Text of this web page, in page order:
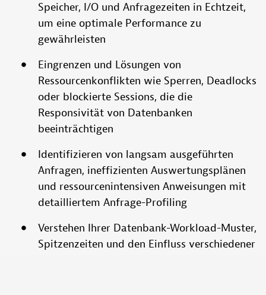
Speicher, I/O und Anfragezeiten in Echtzeit,
um eine optimale Performance zu
gewährleisten
Eingrenzen und Lösungen von
Ressourcenkonflikten wie Sperren, Deadlocks
oder blockierte Sessions, die die
Responsivität von Datenbanken
beeinträchtigen
Identifizieren von langsam ausgeführten
Anfragen, ineffizienten Auswertungsplänen
und ressourcenintensiven Anweisungen mit
detailliertem Anfrage-Profiling
Verstehen Ihrer Datenbank-Workload-Muster,
Spitzenzeiten und den Einfluss verschiedener